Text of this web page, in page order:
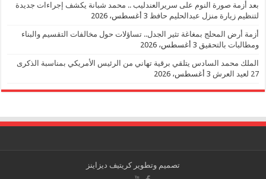
بعد أزمة صورة النوم على سريرالعندليب .. محمد شبانة يكشف إجراءات جديدة
لتنظيم زيارة منزل عبدالحليم حافظ 3 أغسطس، 2026
أزمة أرض المحلج بمغاغة تثير الجدل.. تساؤلات حول مخالفات التقسيم والبناء
ومطالبات بالتحقيق 3 أغسطس، 2026
الملك محمد السادس يتلقي برقية تهاني من الرئيس الأمريكي بمناسبة الذكرى
27 لعيد العرش
3 أغسطس، 2026
تصميم وتطويركريتيف ديزاينز